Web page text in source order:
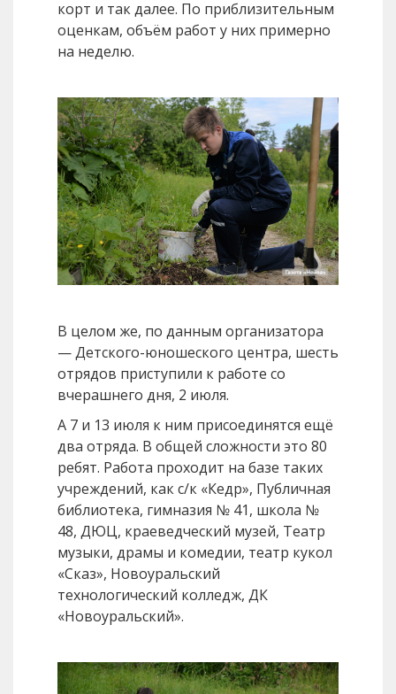
корт и так далее. По приблизительным
оценкам, объём работ у них примерно
на неделю.
В целом же, по данным организатора
— Детского-юношеского центра, шесть
отрядов приступили к работе со
вчерашнего дня, 2 июля.
А 7 и 13 июля к ним присоединятся ещё
два отряда. В общей сложности это 80
ребят. Работа проходит на базе таких
учреждений, как с/к «Кедр», Публичная
библиотека, гимназия № 41, школа №
48, ДЮЦ, краеведческий музей, Театр
музыки, драмы и комедии, театр кукол
«Сказ», Новоуральский
технологический колледж, ДК
«Новоуральский».